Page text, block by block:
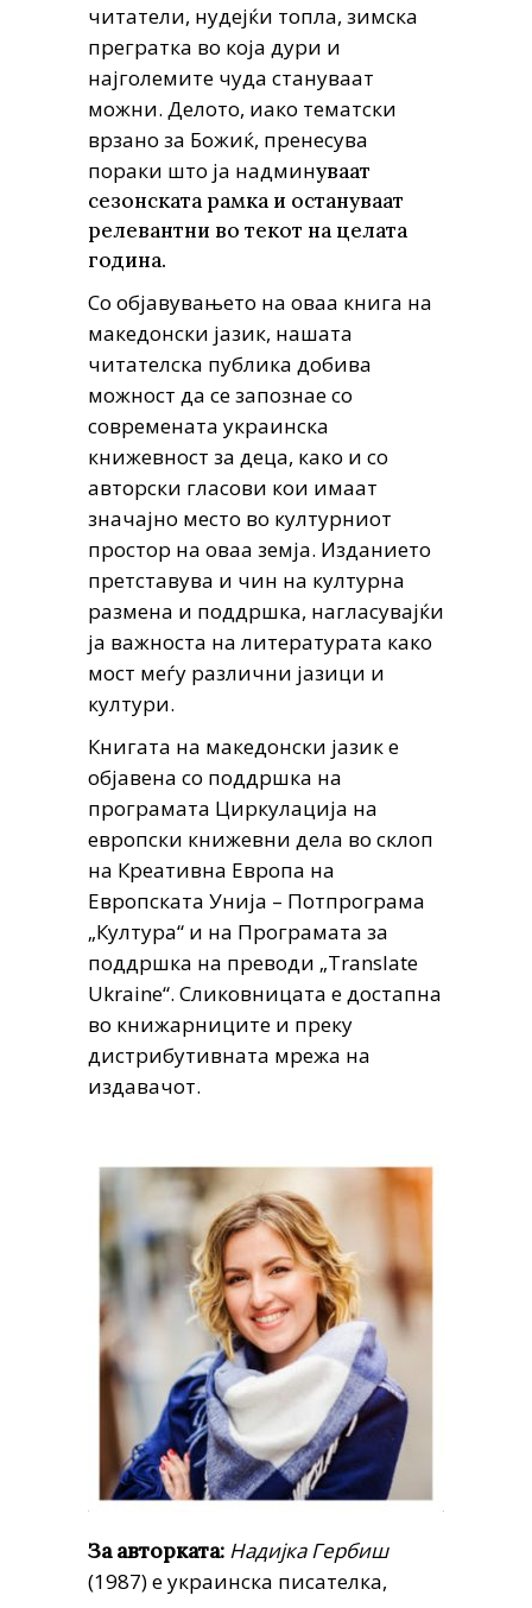
читатели, нудејќи топла, зимска
прегратка во која дури и
најголемите чуда стануваат
можни. Делото, иако тематски
врзано за Божиќ, пренесува
пораки што ја надминуваат
сезонската рамка и остануваат
релевантни во текот на целата
година.
Со објавувањето на оваа книга на
македонски јазик, нашата
читателска публика добива
можност да се запознае со
современата украинска
книжевност за деца, како и со
авторски гласови кои имаат
значајно место во културниот
простор на оваа земја. Изданието
претставува и чин на културна
размена и поддршка, нагласувајќи
ја важноста на литературата како
мост меѓу различни јазици и
култури.
Книгата на македонски јазик е
објавена со поддршка на
програмата Циркулација на
европски книжевни дела во склоп
на Креативна Европа на
Европската Унија – Потпрограма
„Култура“ и на Програмата за
поддршка на преводи „Translate
Ukraine“. Сликовницата е достапна
во книжарниците и преку
дистрибутивната мрежа на
издавачот.
За авторката: Надијка Гербиш
(1987) е украинска писателка,